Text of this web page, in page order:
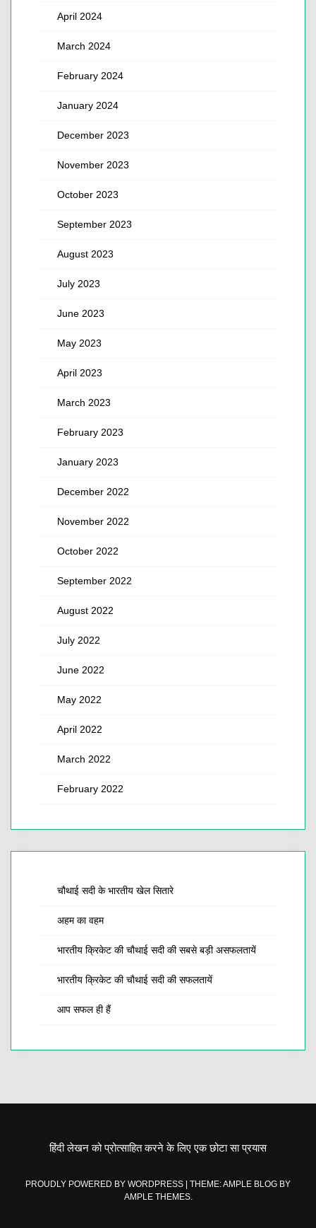
April 2024
March 2024
February 2024
January 2024
December 2023
November 2023
October 2023
September 2023
August 2023
July 2023
June 2023
May 2023
April 2023
March 2023
February 2023
January 2023
December 2022
November 2022
October 2022
September 2022
August 2022
July 2022
June 2022
May 2022
April 2022
March 2022
February 2022
चौथाई सदी के भारतीय खेल सितारे
अहम का वहम
भारतीय क्रिकेट की चौथाई सदी की सबसे बड़ी असफलतायें
भारतीय क्रिकेट की चौथाई सदी की सफलतायें
आप सफल ही हैं
हिंदी लेखन को प्रोत्साहित करने के लिए एक छोटा सा प्रयास
PROUDLY POWERED BY WORDPRESS
THEME: AMPLE BLOG BY
AMPLE THEMES.